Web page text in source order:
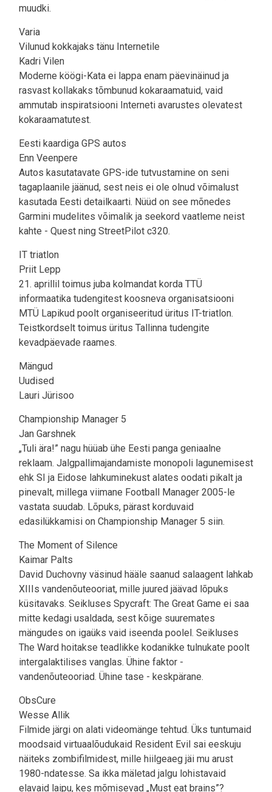
muudki.
Varia
Vilunud kokkajaks tänu Internetile
Kadri Vilen
Moderne köögi-Kata ei lappa enam päevinäinud ja
rasvast kollakaks tõmbunud kokaraamatuid, vaid
ammutab inspiratsiooni Interneti avarustes olevatest
kokaraamatutest.
Eesti kaardiga GPS autos
Enn Veenpere
Autos kasutatavate GPS-ide tutvustamine on seni
tagaplaanile jäänud, sest neis ei ole olnud võimalust
kasutada Eesti detailkaarti. Nüüd on see mõnedes
Garmini mudelites võimalik ja seekord vaatleme neist
kahte - Quest ning StreetPilot c320.
IT triatlon
Priit Lepp
21. aprillil toimus juba kolmandat korda TTÜ
informaatika tudengitest koosneva organisatsiooni
MTÜ Lapikud poolt organiseeritud üritus IT-triatlon.
Teistkordselt toimus üritus Tallinna tudengite
kevadpäevade raames.
Mängud
Uudised
Lauri Jürisoo
Championship Manager 5
Jan Garshnek
„Tuli ära!” nagu hüüab ühe Eesti panga geniaalne
reklaam. Jalgpallimajandamiste monopoli lagunemisest
ehk SI ja Eidose lahkuminekust alates oodati pikalt ja
pinevalt, millega viimane Football Manager 2005-le
vastata suudab. Lõpuks, pärast korduvaid
edasilükkamisi on Championship Manager 5 siin.
The Moment of Silence
Kaimar Palts
David Duchovny väsinud hääle saanud salaagent lahkab
XIIIs vandenõuteooriat, mille juured jäävad lõpuks
küsitavaks. Seikluses Spycraft: The Great Game ei saa
mitte kedagi usaldada, sest kõige suuremates
mängudes on igaüks vaid iseenda poolel. Seikluses
The Ward hoitakse teadlikke kodanikke tulnukate poolt
intergalaktilises vanglas. Ühine faktor -
vandenõuteooriad. Ühine tase - keskpärane.
ObsCure
Wesse Allik
Filmide järgi on alati videomänge tehtud. Üks tuntumaid
moodsaid virtuaalõudukaid Resident Evil sai eeskuju
näiteks zombifilmidest, mille hiilgeaeg jäi mu arust
1980-ndatesse. Sa ikka mäletad jalgu lohistavaid
elavaid laipu, kes mõmisevad „Must eat brains”?